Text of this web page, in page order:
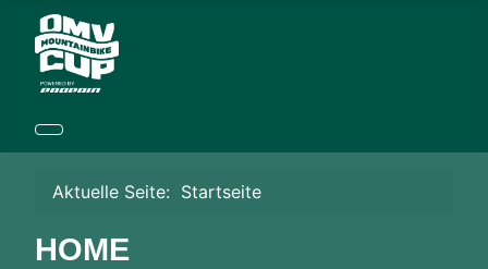
Aktuelle Seite: Startseite
HOME